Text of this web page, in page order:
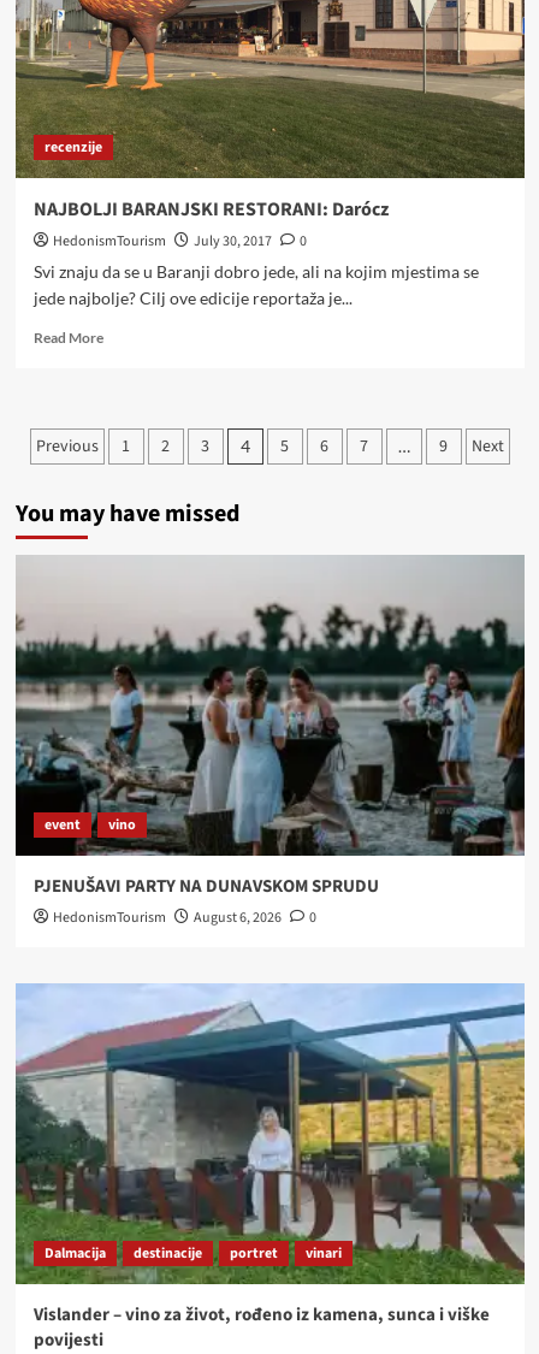
SA
OBALA
DUNAVA
I
OBRONAKA
FRUŠKE
GORE
recenzije
NAJBOLJI BARANJSKI RESTORANI: Darócz
HedonismTourism July 30, 2017
0
Svi znaju da se u Baranji dobro jede, ali na kojim mjestima se
jede najbolje? Cilj ove edicije reportaža je...
Read MoreRead
BARANJSKI
RESTORANI:
Posts
Previous 1 2 3 4 5 6 7 … 9 Next
You may have missed
event vino
PJENUŠAVI PARTY NA DUNAVSKOM SPRUDU
HedonismTourism August 6, 2026 0
Dalmacija destinacije portret vinari
Vislander – vino za život, rođeno iz kamena, sunca i viške
povijesti